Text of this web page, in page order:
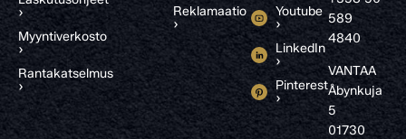
›
Myyntiverkosto
›
Rantakatselmus
›
Reklamaatio
›
Youtube
›
LinkedIn
›
Pinterest
›
589
4840
VANTAA
Åbynkuja
5
01730